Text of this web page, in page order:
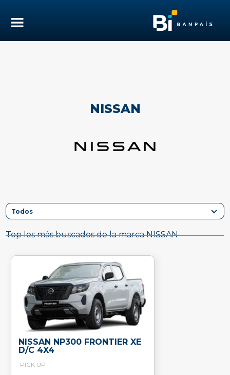
NISSAN
Top los más buscados de la marca NISSAN
NISSAN NP300 FRONTIER XE
D/C 4X4
PICK UP